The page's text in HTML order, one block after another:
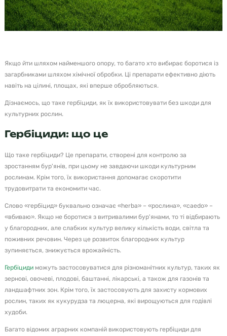
Якщо йти шляхом найменшого опору, то багато хто вибирає боротися із
загарбниками шляхом хімічної обробки. Ці препарати ефективно діють
навіть на цілині, площах, які вперше обробляються.
Дізнаємось, що таке гербіциди, як їх використовувати без шкоди для
культурних рослин.
Гербіциди: що це
Що таке гербіциди? Це препарати, створені для контролю за
зростанням бур'янів, при цьому не завдаючи шкоди культурним
рослинам. Крім того, їх використання допомагає скоротити
трудовитрати та економити час.
Слово «гербіцид» буквально означає «herba» – «рослина», «caedo» –
«вбиваю». Якщо не боротися з витривалими бур'янами, то ті відбирають
у благородних, але слабких культур велику кількість води, світла та
поживних речовин. Через це розвиток благородних культур
зупиняється, знижується врожайність.
Гербіцидиможуть застосовуватися для різноманітних культур, таких як
зернові, овочеві, плодові, баштанні, лікарські, а також для газонів та
ландшафтних зон. Крім того, їх застосовують для захисту кормових
рослин, таких як кукурудза та люцерна, які вирощуються для годівлі
худоби.
Багато відомих аграрних компаній використовують гербіциди для